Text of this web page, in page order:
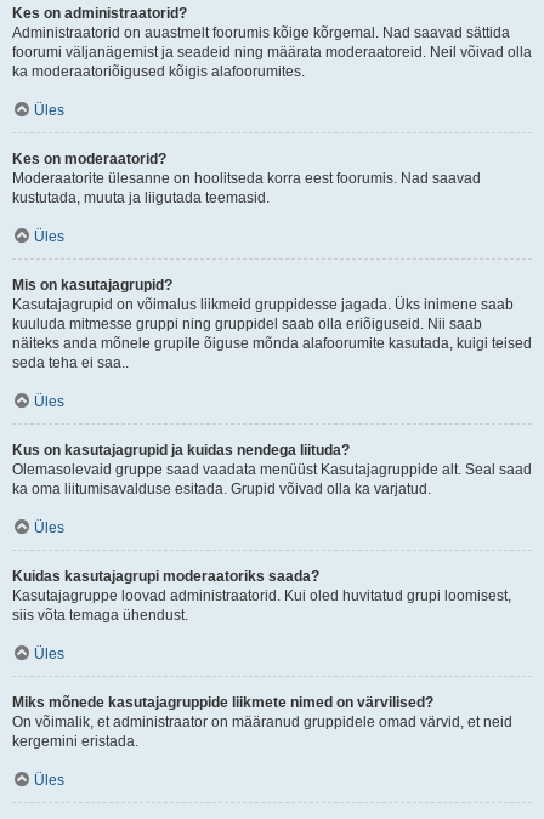
Kes on administraatorid?
Administraatorid on auastmelt foorumis kõige kõrgemal. Nad saavad sättida
foorumi väljanägemist ja seadeid ning määrata moderaatoreid. Neil võivad olla
ka moderaatoriõigused kõigis alafoorumites.
Üles
Kes on moderaatorid?
Moderaatorite ülesanne on hoolitseda korra eest foorumis. Nad saavad
kustutada, muuta ja liigutada teemasid.
Üles
Mis on kasutajagrupid?
Kasutajagrupid on võimalus liikmeid gruppidesse jagada. Üks inimene saab
kuuluda mitmesse gruppi ning gruppidel saab olla eriõiguseid. Nii saab
näiteks anda mõnele grupile õiguse mõnda alafoorumite kasutada, kuigi teised
seda teha ei saa..
Üles
Kus on kasutajagrupid ja kuidas nendega liituda?
Olemasolevaid gruppe saad vaadata menüüst Kasutajagruppide alt. Seal saad
ka oma liitumisavalduse esitada. Grupid võivad olla ka varjatud.
Üles
Kuidas kasutajagrupi moderaatoriks saada?
Kasutajagruppe loovad administraatorid. Kui oled huvitatud grupi loomisest,
siis võta temaga ühendust.
Üles
Miks mõnede kasutajagruppide liikmete nimed on värvilised?
On võimalik, et administraator on määranud gruppidele omad värvid, et neid
kergemini eristada.
Üles